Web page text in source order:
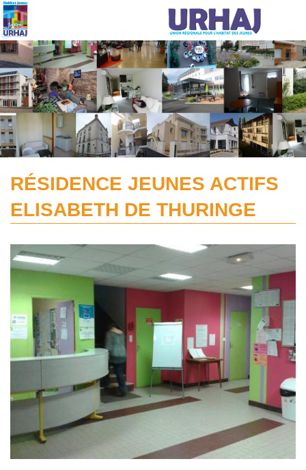
Aller au contenu principal
RÉSIDENCE JEUNES ACTIFS
ELISABETH DE THURINGE